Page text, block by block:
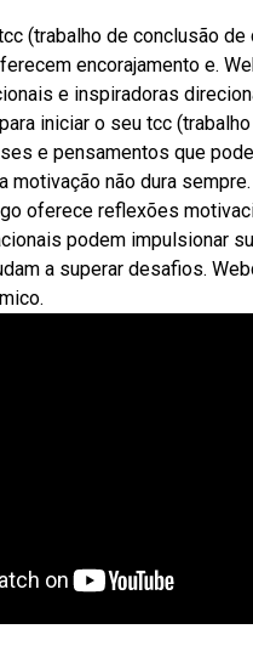
(trabalho de conclusão
encorajamento e.
e inspiradoras
iniciar o seu tcc
e pensamentos que
motivação não dura
oferece reflexões
podem impulsionar
a superar desafios.